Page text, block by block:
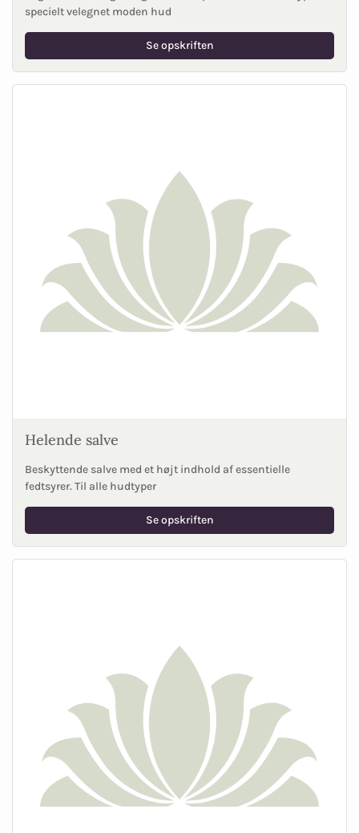
specielt velegnet moden hud
Se opskriften
Helende salve
Beskyttende salve med et højt indhold af essentielle
fedtsyrer. Til alle hudtyper
Se opskriften